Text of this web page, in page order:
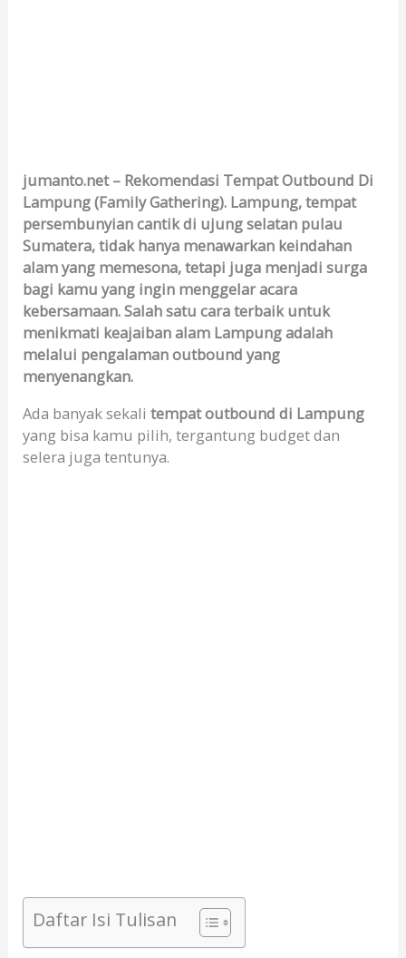
jumanto.net – Rekomendasi Tempat Outbound Di
Lampung (Family Gathering). Lampung, tempat
persembunyian cantik di ujung selatan pulau
Sumatera, tidak hanya menawarkan keindahan
alam yang memesona, tetapi juga menjadi surga
bagi kamu yang ingin menggelar acara
kebersamaan. Salah satu cara terbaik untuk
menikmati keajaiban alam Lampung adalah
melalui pengalaman outbound yang
menyenangkan.
Ada banyak sekalitempat outbound di Lampung
yang bisa kamu pilih, tergantung budget dan
selera juga tentunya.
Daftar Isi Tulisan